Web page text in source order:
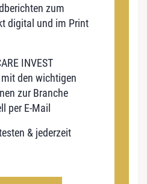
zum
digital und im Print
INVEST
den wichtigen
zur Branche
per E-Mail
& jederzeit